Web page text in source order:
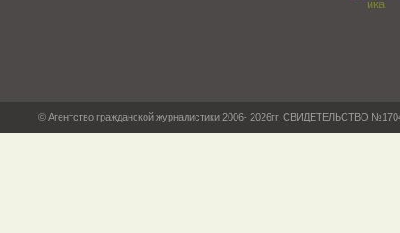
© Агентство гражданской журналистики 2006- 2026гг. СВИДЕТЕЛЬСТВО